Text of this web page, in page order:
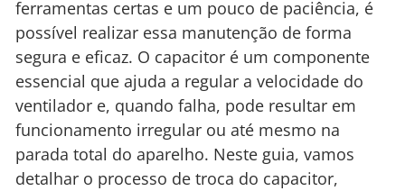
ferramentas certas e um pouco de paciência, é
possível realizar essa manutenção de forma
segura e eficaz. O capacitor é um componente
essencial que ajuda a regular a velocidade do
ventilador e, quando falha, pode resultar em
funcionamento irregular ou até mesmo na
parada total do aparelho. Neste guia, vamos
detalhar o processo de troca do capacitor,